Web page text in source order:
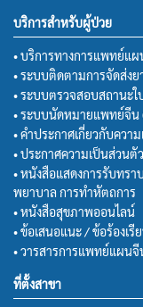
บริการสำหรับผู้ป่วย
• บริการทางการแพทย์แ
• ระบบติดตามการจัดส่งย
• ระบบตรวจสอบสถานะใ
• ระบบนัดหมายแพทย์จีน
• คำประกาศเกี่ยวกับควา
• ประกาศความเป็นส่วนตั
• หนังสือแสดงการรับทร
พยาบาล การทำหัตถการ
• หนังสือสุขภาพออนไลน์
• ข้อเสนอแนะ / ข้อร้องเรี
• วารสารการแพทย์แผนจี
ที่ตั้งสาขา